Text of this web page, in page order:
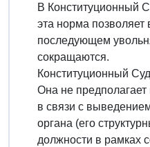
В Конституционный
эта норма
последующем
сокращаются.
Конституционный
Она не
в связи с
органа (его
должности в рамках